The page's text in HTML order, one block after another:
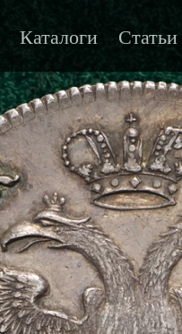
Каталоги Статьи